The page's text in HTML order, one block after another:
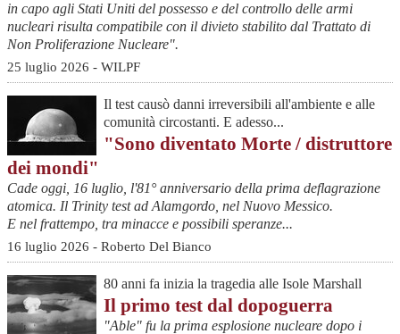
in capo agli Stati Uniti del possesso e del controllo delle armi
nucleari risulta compatibile con il divieto stabilito dal Trattato di
Non Proliferazione Nucleare".
25 luglio 2026 - WILPF
Il test causò danni irreversibili all'ambiente e alle
comunità circostanti. E adesso...
"Sono diventato Morte / distruttore
dei mondi"
Cade oggi, 16 luglio, l'81° anniversario della prima deflagrazione
atomica. Il Trinity test ad Alamgordo, nel Nuovo Messico.
E nel frattempo, tra minacce e possibili speranze...
16 luglio 2026 - Roberto Del Bianco
80 anni fa inizia la tragedia alle Isole Marshall
Il primo test dal dopoguerra
"Able" fu la prima esplosione nucleare dopo i